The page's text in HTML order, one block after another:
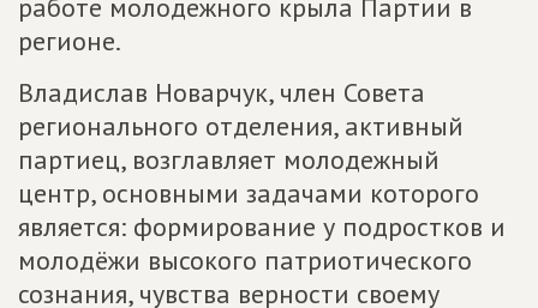
работе молодежного крыла Партии в
регионе.
Владислав Новарчук, член Совета
регионального отделения, активный
партиец, возглавляет молодежный
центр, основными задачами которого
является: формирование у подростков и
молодёжи высокого патриотического
сознания, чувства верности своему